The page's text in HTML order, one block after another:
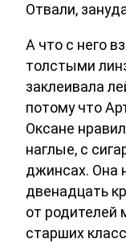
Отвали,
А что с него
толстыми
заклеивала
потому что
Оксане
наглые, с
джинсах. Она
двенадцать
от родителей
старших